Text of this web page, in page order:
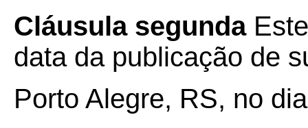
Cláusula segunda
data da publicação de
Porto Alegre, RS, no